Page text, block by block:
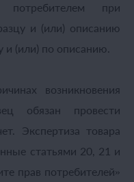
потребителем при
и (или) описанию
и (или) по описанию.
возникновения
обязан провести
Экспертиза товара
статьями 20, 21 и
прав потребителей»